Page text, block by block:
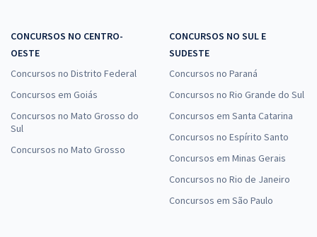
CONCURSOS NO CENTRO-
OESTE
Concursos no Distrito Federal
Concursos em Goiás
Concursos no Mato Grosso do
Sul
Concursos no Mato Grosso
CONCURSOS NO SUL E
SUDESTE
Concursos no Paraná
Concursos no Rio Grande do Sul
Concursos em Santa Catarina
Concursos no Espírito Santo
Concursos em Minas Gerais
Concursos no Rio de Janeiro
Concursos em São Paulo